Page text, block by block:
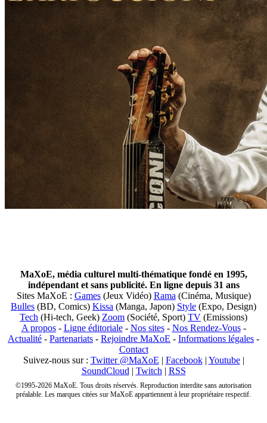
MaXoE, média culturel multi-thématique fondé en 1995,
indépendant et sans publicité. En ligne depuis 31 ans
Sites MaXoE : Games(Jeux Vidéo) Rama (Cinéma, Musique)
Bulles (BD, Comics) Kissa (Manga, Japon) Style (Expo, Design)
Tech (Hi-tech, Geek) Zoom (Société, Sport) TV (Emissions)
A propos- Ligne éditoriale- Nos sites- Nos Rendez-Vous-
Actualité - Partenariats - Rejoindre MaXoE - Informations légales -
Contact
Suivez-nous sur : Twitter @MaXoE | Facebook| Youtube|
SoundCloud | Twitch | RSS
©1995-2026 MaXoE. Tous droits réservés. Reproduction interdite sans autorisation
préalable. Les marques citées sur MaXoE appartiennent à leur propriétaire respectif.